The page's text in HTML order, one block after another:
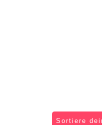
Sortiere